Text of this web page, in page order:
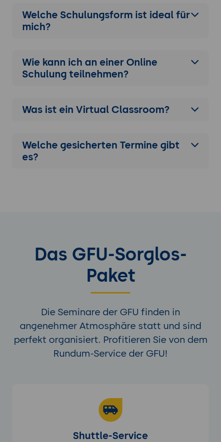
anderen teilnehmenden Person gegen
Konnektivität, Sicherheit, Verwaltung und
Welche Schulungsform ist ideal für
mich?
Wie kann ich an einer Online
Schulung teilnehmen?
Was ist ein Virtual Classroom?
Welche gesicherten Termine gibt
es?
Das GFU-Sorglos-
Paket
Die Seminare der GFU finden in
angenehmer Atmosphäre statt und sind
perfekt organisiert. Profitieren Sie von dem
Rundum-Service der GFU!
Shuttle-Service